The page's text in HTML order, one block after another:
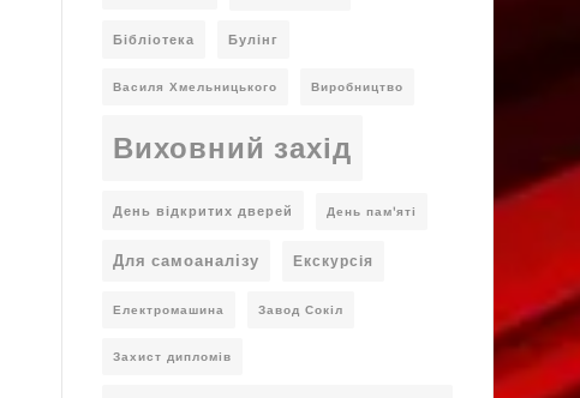
Бібліотека Булінг
Василя Хмельницького Виробництво
Виховний захід
День відкритих дверей День пам'яті
Для самоаналізу Екскурсія
Електромашина Завод Сокіл
Захист дипломів